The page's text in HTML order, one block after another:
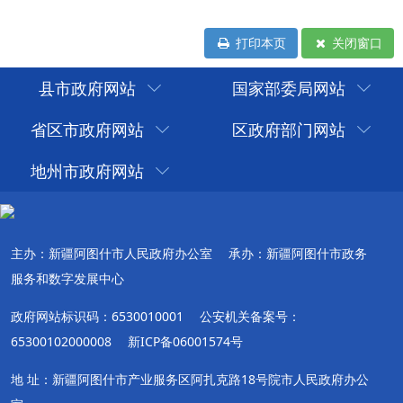
打印本页 关闭窗口
县市政府网站
国家部委局网站
省区市政府网站
区政府部门网站
地州市政府网站
主办：新疆阿图什市人民政府办公室
承办：新疆阿图什市政务
服务和数字发展中心
政府网站标识码：6530010001
公安机关备案号：
65300102000008
新ICP备06001574号
地 址：新疆阿图什市产业服务区阿扎克路18号院市人民政府办公